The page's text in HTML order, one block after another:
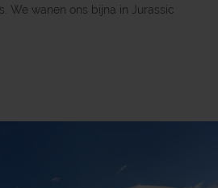
We wanen ons bijna in Jurassic